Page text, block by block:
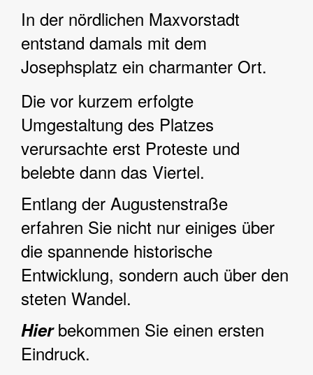
In der nördlichen Maxvorstadt
entstand damals mit dem
Josephsplatz ein charmanter Ort.
Die vor kurzem erfolgte
Umgestaltung des Platzes
verursachte erst Proteste und
belebte dann das Viertel.
Entlang der Augustenstraße
erfahren Sie nicht nur einiges über
die spannende historische
Entwicklung, sondern auch über den
steten Wandel.
Hierbekommen Sie einen ersten
Eindruck.